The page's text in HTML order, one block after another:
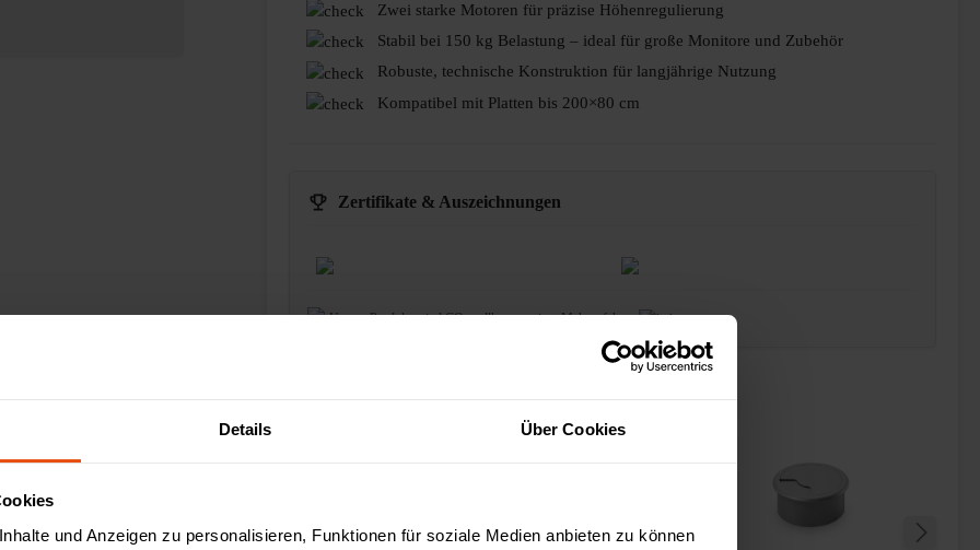
Details Über Cookies
und Anzeigen zu personalisieren, Funktionen für soziale Medien anbieten zu können
Zwei starke Motoren für präzise Höhenregulierung
Stabil bei 150 kg Belastung – ideal für große Monitore und Zubehör
Robuste, technische Konstruktion für langjährige Nutzung
Kompatibel mit Platten bis 200×80 cm
Zertifikate & Auszeichnungen
Unsere Produkte sind CO₂ vollkompensiert.Mehr erfahren